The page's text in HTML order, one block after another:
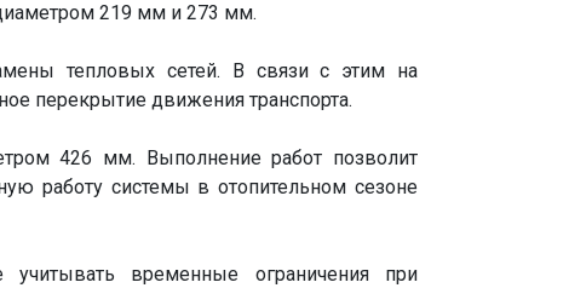
219 мм и 273 мм.
тепловых сетей. В связи с этим на
перекрытие движения транспорта.
426 мм. Выполнение работ позволит
работу системы в отопительном сезоне
временные ограничения при